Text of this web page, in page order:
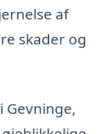
af
skader og
Gevninge,